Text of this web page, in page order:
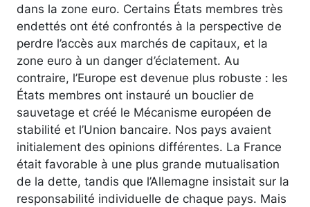
dans la zone euro. Certains États membres très
endettés ont été confrontés à la perspective de
perdre l’accès aux marchés de capitaux, et la
zone euro à un danger d’éclatement. Au
contraire, l’Europe est devenue plus robuste : les
États membres ont instauré un bouclier de
sauvetage et créé le Mécanisme européen de
stabilité et l’Union bancaire. Nos pays avaient
initialement des opinions différentes. La France
était favorable à une plus grande mutualisation
de la dette, tandis que l’Allemagne insistait sur la
responsabilité individuelle de chaque pays. Mais